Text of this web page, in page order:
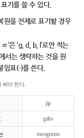
기를 쓸 수 있다.
원을 전제로 표기할 경우
’은 ‘g, d, b, l’로만 적는
서는 생략하는 것을 원
임표(-)를 쓴다.
써야 한다.
jip
gabs
meogneun